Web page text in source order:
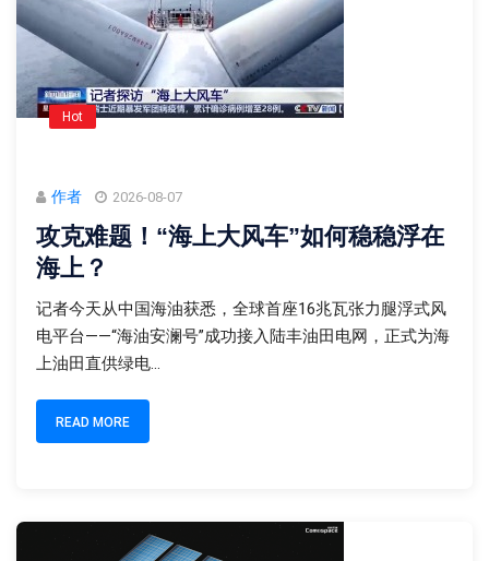
Hot
作者 2026-08-07
攻克难题！“海上大风车”如何稳稳浮在
海上？
记者今天从中国海油获悉，全球首座16兆瓦张力腿浮式风
电平台——“海油安澜号”成功接入陆丰油田电网，正式为海
上油田直供绿电...
READ MORE